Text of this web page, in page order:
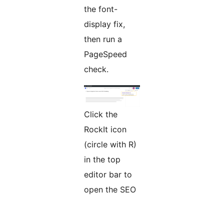
the font-
display fix,
then run a
PageSpeed
check.
Click the
RockIt icon
(circle with R)
in the top
editor bar to
open the SEO